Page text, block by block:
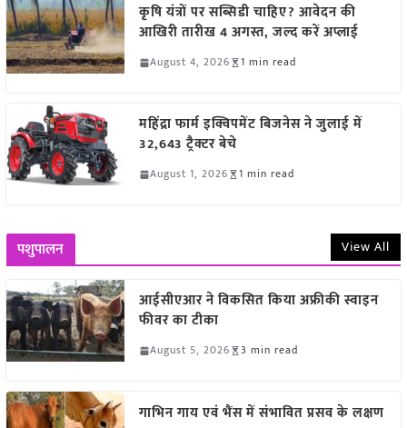
कृषि यंत्रों पर सब्सिडी चाहिए? आवेदन की
आखिरी तारीख 4 अगस्त, जल्द करें अप्लाई
August 4, 2026 1 min read
महिंद्रा फार्म इक्विपमेंट बिजनेस ने जुलाई में
32,643 ट्रैक्टर बेचे
August 1, 2026 1 min read
पशुपालन View All
आईसीएआर ने विकसित किया अफ्रीकी स्वाइन
फीवर का टीका
August 5, 2026 3 min read
गाभिन गाय एवं भैंस में संभावित प्रसव के लक्षण